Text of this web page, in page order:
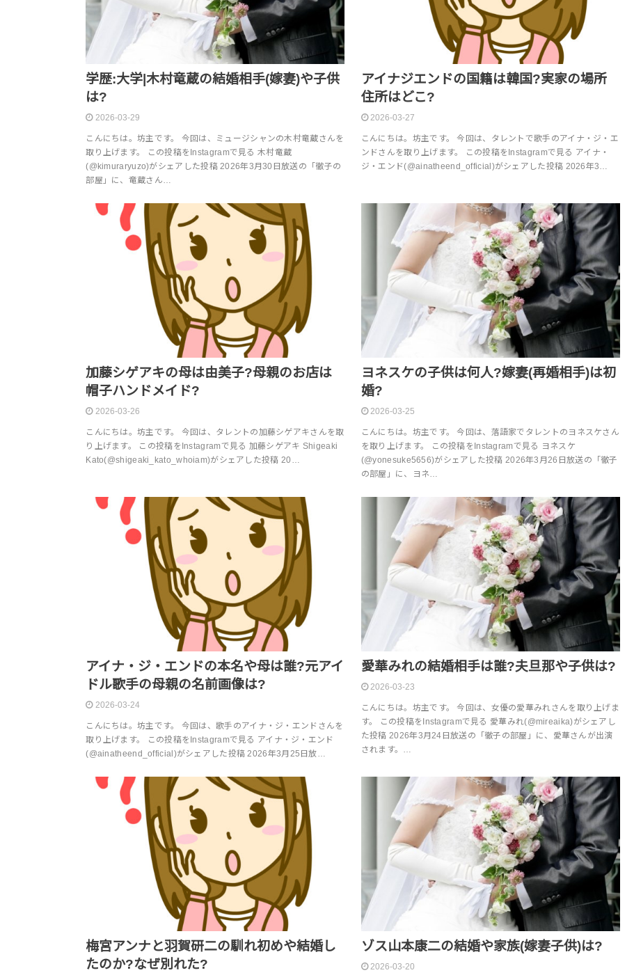
学歴:大学|木村竜蔵の結婚相手(嫁妻)や子供
は?
2026-03-29
こんにちは。坊主です。 今回は、ミュージシャンの木村竜蔵さんを
取り上げます。 この投稿をInstagramで見る 木村竜蔵
(@kimuraryuzo)がシェアした投稿 2026年3月30日放送の「徹子の
部屋」に、竜蔵さん…
アイナジエンドの国籍は韓国?実家の場所
住所はどこ?
2026-03-27
こんにちは。坊主です。 今回は、タレントで歌手のアイナ・ジ・エ
ンドさんを取り上げます。 この投稿をInstagramで見る アイナ・
ジ・エンド(@ainatheend_official)がシェアした投稿 2026年3…
加藤シゲアキの母は由美子?母親のお店は
帽子ハンドメイド?
2026-03-26
こんにちは。坊主です。 今回は、タレントの加藤シゲアキさんを取
り上げます。 この投稿をInstagramで見る 加藤シゲアキ Shigeaki
Kato(@shigeaki_kato_whoiam)がシェアした投稿 20…
ヨネスケの子供は何人?嫁妻(再婚相手)は初
婚?
2026-03-25
こんにちは。坊主です。 今回は、落語家でタレントのヨネスケさん
を取り上げます。 この投稿をInstagramで見る ヨネスケ
(@yonesuke5656)がシェアした投稿 2026年3月26日放送の「徹子
の部屋」に、ヨネ…
アイナ・ジ・エンドの本名や母は誰?元アイ
ドル歌手の母親の名前画像は?
2026-03-24
こんにちは。坊主です。 今回は、歌手のアイナ・ジ・エンドさんを
取り上げます。 この投稿をInstagramで見る アイナ・ジ・エンド
(@ainatheend_official)がシェアした投稿 2026年3月25日放…
愛華みれの結婚相手は誰?夫旦那や子供は?
2026-03-23
こんにちは。坊主です。 今回は、女優の愛華みれさんを取り上げま
す。 この投稿をInstagramで見る 愛華みれ(@mireaika)がシェアし
た投稿 2026年3月24日放送の「徹子の部屋」に、愛華さんが出演
されます。…
梅宮アンナと羽賀研二の馴れ初めや結婚し
たのか?なぜ別れた?
ゾス山本康二の結婚や家族(嫁妻子供)は?
2026-03-20